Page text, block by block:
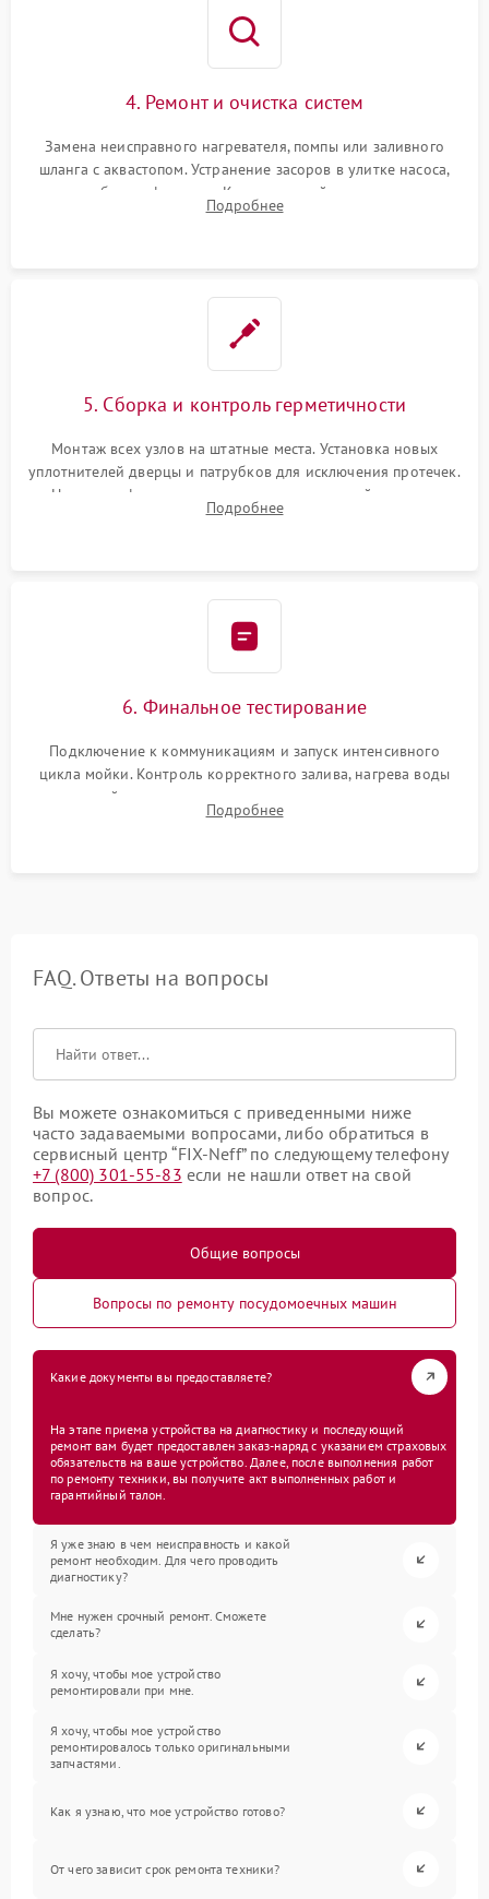
4. Ремонт и очистка систем
Замена неисправного нагревателя, помпы или заливного
шланга с аквастопом. Устранение засоров в улитке насоса,
патрубках и фильтрах. Компонентный ремонт платы
управления, восстановление поврежденной проводки.
Подробнее
5. Сборка и контроль герметичности
Монтаж всех узлов на штатные места. Установка новых
уплотнителей дверцы и патрубков для исключения протечек.
Надежная фиксация хомутов гидравлической системы,
сборка корпуса и установка датчика поплавка.
Подробнее
6. Финальное тестирование
Подключение к коммуникациям и запуск интенсивного
цикла мойки. Контроль корректного залива, нагрева воды
до нужной температуры, отсутствия посторонних шумов,
штатного слива и абсолютной сухости в поддоне.
Подробнее
FAQ. Ответы на вопросы
Вы можете ознакомиться с приведенными ниже
часто задаваемыми вопросами, либо обратиться в
сервисный центр “FIX-Neff” по следующему телефону
+7 (800) 301-55-83 если не нашли ответ на свой
вопрос.
Общие вопросы
Вопросы по ремонту посудомоечных машин
Какие документы вы предоставляете?
На этапе приема устройства на диагностику и последующий
ремонт вам будет предоставлен заказ-наряд с указанием страховых
обязательств на ваше устройство. Далее, после выполнения работ
по ремонту техники, вы получите акт выполненных работ и
гарантийный талон.
Я уже знаю в чем неисправность и какой
ремонт необходим. Для чего проводить
диагностику?
Мне нужен срочный ремонт. Сможете
сделать?
Я хочу, чтобы мое устройство
ремонтировали при мне.
Я хочу, чтобы мое устройство
ремонтировалось только оригинальными
запчастями.
Как я узнаю, что мое устройство готово?
От чего зависит срок ремонта техники?